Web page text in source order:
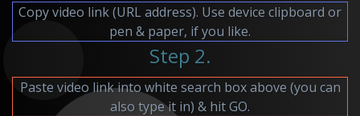
Copy video link (URL address). Use device clipboard or
pen & paper, if you like.
Step 2.
Paste video link into white search box above (you can
also type it in) & hit GO.